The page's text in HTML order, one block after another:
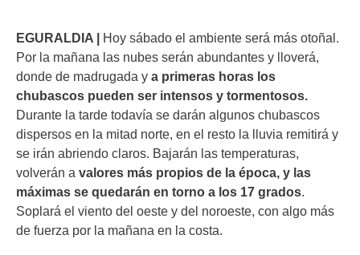
EGURALDIA | Hoy sábado el ambiente será más otoñal.
Por la mañana las nubes serán abundantes y lloverá,
donde de madrugada y a primeras horas los
chubascos pueden ser intensos y tormentosos.
Durante la tarde todavía se darán algunos chubascos
dispersos en la mitad norte, en el resto la lluvia remitirá y
se irán abriendo claros. Bajarán las temperaturas,
volverán a valores más propios de la época, y las
máximas se quedarán en torno a los 17 grados.
Soplará el viento del oeste y del noroeste, con algo más
de fuerza por la mañana en la costa.